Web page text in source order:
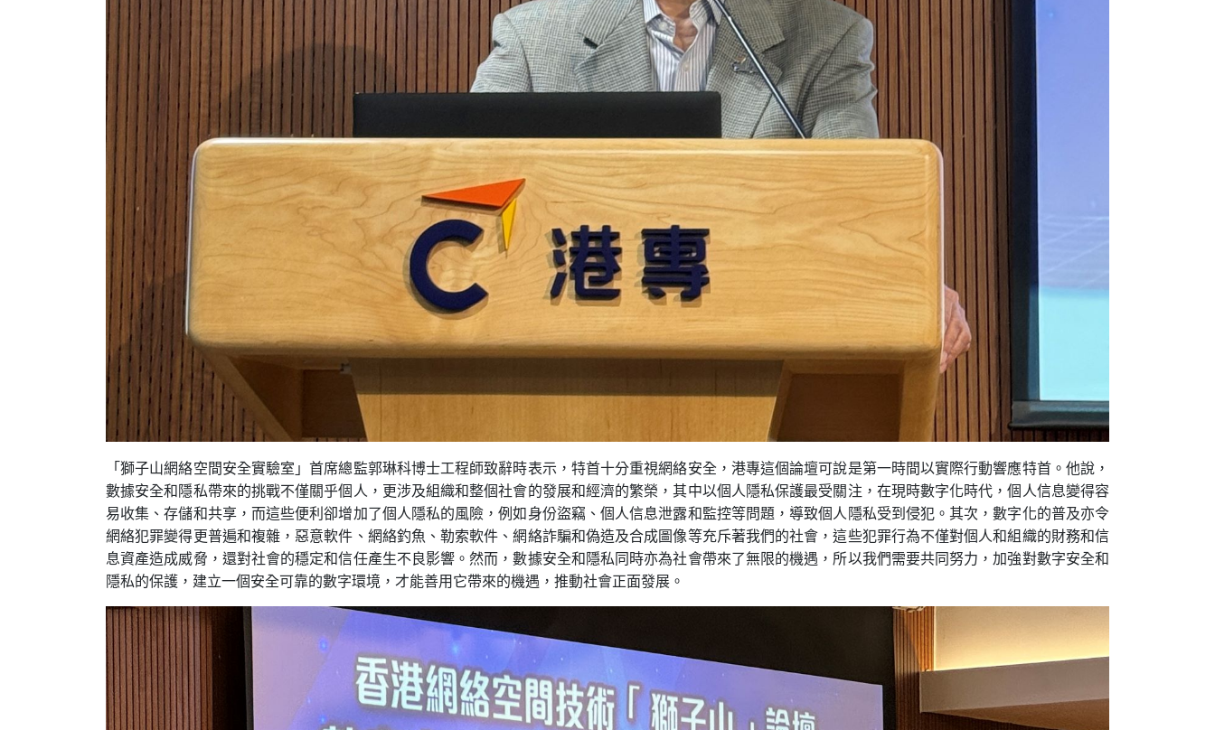
「獅子山網絡空間安全實驗室」首席總監郭琳科博士工程師致辭時表示，特首十分重視網絡安全，港專這個論壇可說是第一時間以實際行動響應特首。他說，
數據安全和隱私帶來的挑戰不僅關乎個人，更涉及組織和整個社會的發展和經濟的繁榮，其中以個人隱私保護最受關注，在現時數字化時代，個人信息變得容
易收集、存儲和共享，而這些便利卻增加了個人隱私的風險，例如身份盜竊、個人信息泄露和監控等問題，導致個人隱私受到侵犯。其次，數字化的普及亦令
網絡犯罪變得更普遍和複雜，惡意軟件、網絡釣魚、勒索軟件、網絡詐騙和偽造及合成圖像等充斥著我們的社會，這些犯罪行為不僅對個人和組織的財務和信
息資產造成威脅，還對社會的穩定和信任產生不良影響。然而，數據安全和隱私同時亦為社會帶來了無限的機遇，所以我們需要共同努力，加強對數字安全和
隱私的保護，建立一個安全可靠的數字環境，才能善用它帶來的機遇，推動社會正面發展。